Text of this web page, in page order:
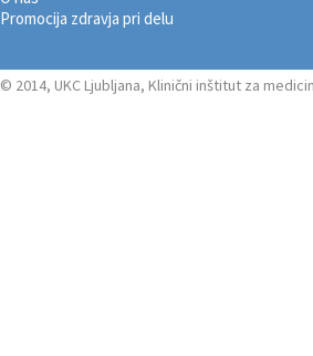
Promocija zdravja pri delu
© 2014, UKC Ljubljana, Klinični inštitut za